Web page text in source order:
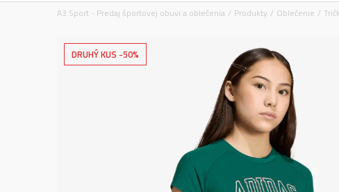
A3 Sport - Predaj športovej obuvi a oblečenia
Produkty Oblečenie
DRUHÝ KUS -50%